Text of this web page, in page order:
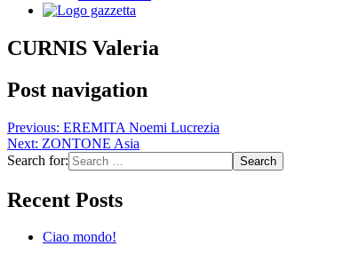
CURNIS Valeria
Post navigation
Previous: EREMITA Noemi Lucrezia
Next: ZONTONE Asia
Search for:
Recent Posts
Ciao mondo!